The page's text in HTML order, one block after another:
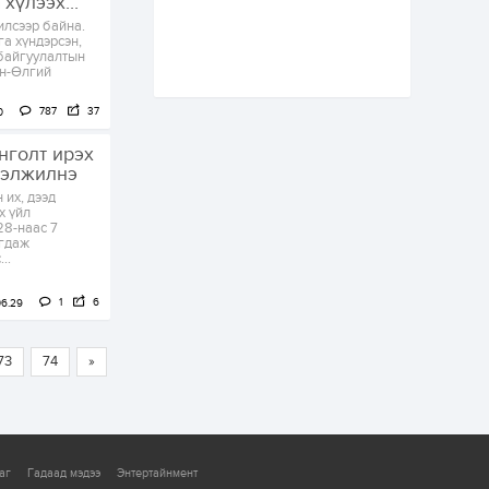
байна.
хүндэрсэн,
Өлгий
787 37
ирэх
дээд
үйл
наас 7
1 6
74 »
Гадаад мэдээ Энтертайнмент